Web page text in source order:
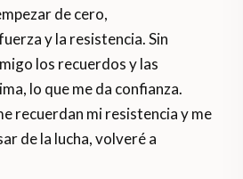
de cero,
y la resistencia. Sin
los recuerdos y las
lo que me da confianza.
recuerdan mi resistencia y me
de la lucha, volveré a